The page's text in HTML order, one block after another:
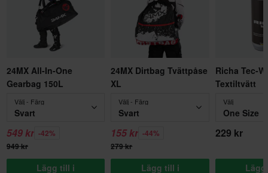
24MX All-In-One
Gearbag 150L
Välj - Färg
Svart
549 kr -42%
949 kr
Lägg till i
24MX Dirtbag Tvättpåse
XL
Välj - Färg
Svart
155 kr -44%
279 kr
Lägg till i
Richa Tec-
Textiltvätt
Välj
One Size
229 kr